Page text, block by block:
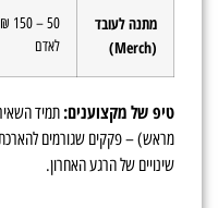
מתנה לעובד
(Merch)
50 – 150 ₪
לאדם
טיפ של מקצוענים:
מראש) – פקקים שגורמים להארכת
שינויים של הרגע האחרון.